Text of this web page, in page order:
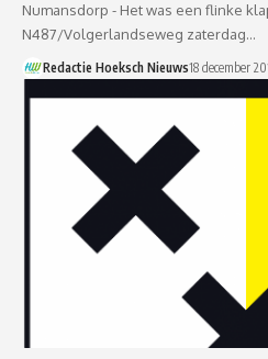
Numansdorp - Het was een flinke
N487/Volgerlandseweg zaterdag…
Redactie Hoeksch Nieuws18 december